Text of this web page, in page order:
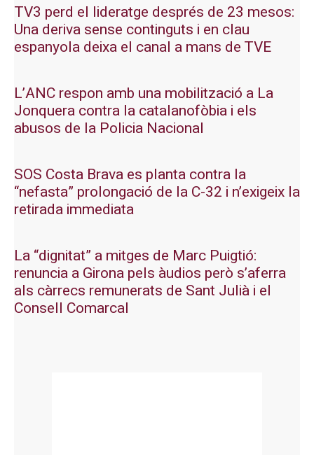
TV3 perd el lideratge després de 23 mesos:
Una deriva sense continguts i en clau
espanyola deixa el canal a mans de TVE
L’ANC respon amb una mobilització a La
Jonquera contra la catalanofòbia i els
abusos de la Policia Nacional
SOS Costa Brava es planta contra la
“nefasta” prolongació de la C-32 i n’exigeix la
retirada immediata
La “dignitat” a mitges de Marc Puigtió:
renuncia a Girona pels àudios però s’aferra
als càrrecs remunerats de Sant Julià i el
Consell Comarcal